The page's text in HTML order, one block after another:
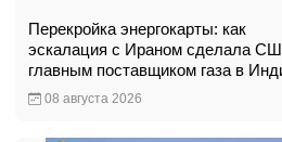
Перекройка энергокарты: как
эскалация с Ираном сделала
главным поставщиком газа в
08 августа 2026